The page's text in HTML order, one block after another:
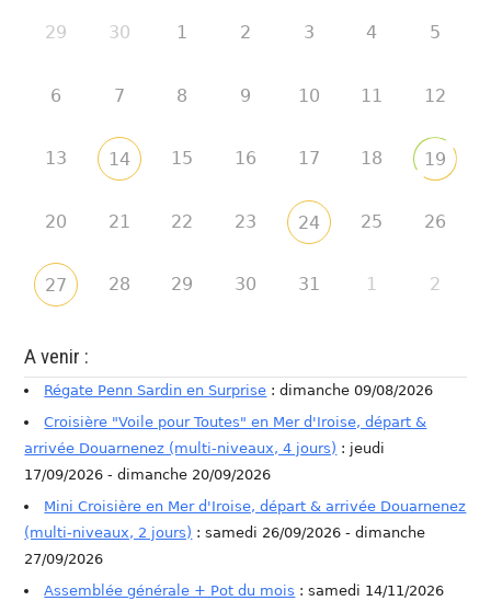
29 30 1 2 3 4 5
6 7 8 9 10 11 12
13 14 15 16 17 18 19
20 21 22 23 24 25 26
27 28 29 30 31 1 2
A venir :
Régate Penn Sardin en Surprise : dimanche 09/08/2026
Croisière "Voile pour Toutes" en Mer d'Iroise, départ &
arrivée Douarnenez (multi-niveaux, 4 jours) : jeudi
17/09/2026 - dimanche 20/09/2026
Mini Croisière en Mer d'Iroise, départ & arrivée Douarnenez
(multi-niveaux, 2 jours) : samedi 26/09/2026 - dimanche
27/09/2026
Assemblée générale + Pot du mois : samedi 14/11/2026